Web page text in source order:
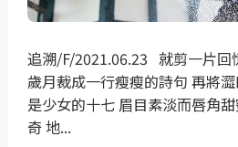
追溯/F/2021.06.23 就剪一片回
歲月裁成一行瘦瘦的詩句 再將
是少女的十七 眉目素淡而唇角
奇 地...